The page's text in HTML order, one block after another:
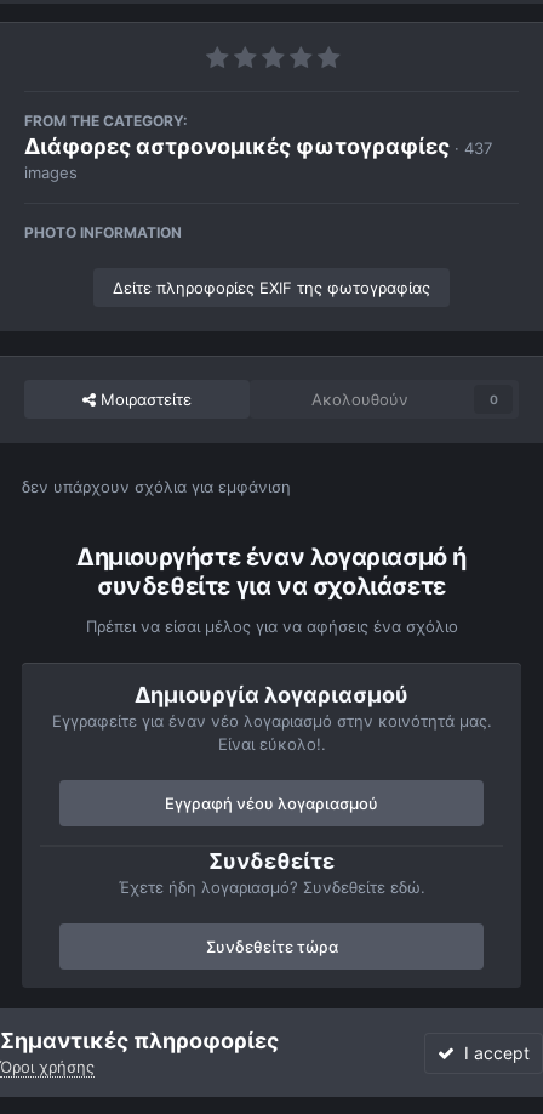
FROM THE CATEGORY:
Διάφορες αστρονομικές φωτογραφίες · 437
images
PHOTO INFORMATION
Δείτε πληροφορίες EXIF της φωτογραφίας
Μοιραστείτε Ακολουθούν 0
δεν υπάρχουν σχόλια για εμφάνιση
Δημιουργήστε έναν λογαριασμό ή
συνδεθείτε για να σχολιάσετε
Πρέπει να είσαι μέλος για να αφήσεις ένα σχόλιο
Δημιουργία λογαριασμού
Εγγραφείτε για έναν νέο λογαριασμό στην κοινότητά μας.
Είναι εύκολο!.
Εγγραφή νέου λογαριασμού
Συνδεθείτε
Έχετε ήδη λογαριασμό? Συνδεθείτε εδώ.
Συνδεθείτε τώρα
Αρχή Αστροφωτογραφίες Διάφορες αστρονομικές φωτογραφίες
Σημαντικές πληροφορίες
Όροι χρήσης
I accept
Forum